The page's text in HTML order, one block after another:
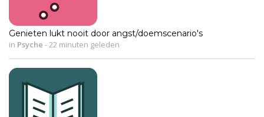
Genieten lukt nooit door angst/doemscenario's
in Psyche - 22 minuten geleden